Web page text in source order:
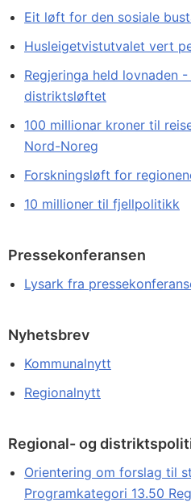
Eit løft for den sosiale
Husleigetvistutvalet vert
Regjeringa held lovnaden
distriktsløftet
100 millionar kroner til
Nord-Noreg
Forskningsløft for
10 millioner til fjellpolitikk
Pressekonferansen
Lysark fra
Nyhetsbrev
Kommunalnytt
Regionalnytt
Regional- og
Orientering om forslag til
Programkategori 13.50